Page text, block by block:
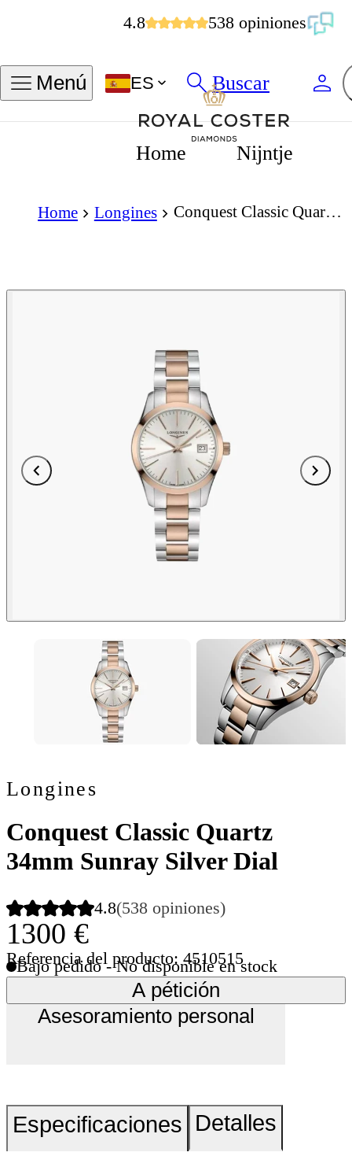
4.8 538 opiniones
Menú ES Buscar
Home Nijntje
Home Longines Conquest Classic Quartz 34mm Sunray Silver Dial
Longines
Conquest Classic Quartz
34mm Sunray Silver Dial
4.8(538 opiniones)
1300 €
Referencia del producto: 4510515
Bajo pedido - No disponible en stock
A pétición
Asesoramiento personal
Especificaciones Detalles